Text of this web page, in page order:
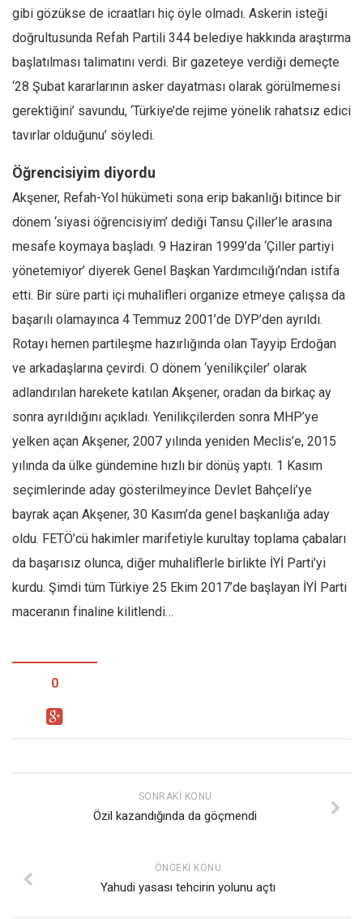
gibi gözükse de icraatları hiç öyle olmadı. Askerin isteği
doğrultusunda Refah Partili 344 belediye hakkında araştırma
başlatılması talimatını verdi. Bir gazeteye verdiği demeçte
‘28 Şubat kararlarının asker dayatması olarak görülmemesi
gerektiğini’ savundu, ‘Türkiye’de rejime yönelik rahatsız edici
tavırlar olduğunu’ söyledi.
Öğrencisiyim diyordu
Akşener, Refah-Yol hükümeti sona erip bakanlığı bitince bir
dönem ‘siyasi öğrencisiyim’ dediği Tansu Çiller’le arasına
mesafe koymaya başladı. 9 Haziran 1999’da ‘Çiller partiyi
yönetemiyor’ diyerek Genel Başkan Yardımcılığı’ndan istifa
etti. Bir süre parti içi muhalifleri organize etmeye çalışsa da
başarılı olamayınca 4 Temmuz 2001’de DYP’den ayrıldı.
Rotayı hemen partileşme hazırlığında olan Tayyip Erdoğan
ve arkadaşlarına çevirdi. O dönem ‘yenilikçiler’ olarak
adlandırılan harekete katılan Akşener, oradan da birkaç ay
sonra ayrıldığını açıkladı. Yenilikçilerden sonra MHP’ye
yelken açan Akşener, 2007 yılında yeniden Meclis’e, 2015
yılında da ülke gündemine hızlı bir dönüş yaptı. 1 Kasım
seçimlerinde aday gösterilmeyince Devlet Bahçeli’ye
bayrak açan Akşener, 30 Kasım’da genel başkanlığa aday
oldu. FETÖ’cü hakimler marifetiyle kurultay toplama çabaları
da başarısız olunca, diğer muhaliflerle birlikte İYİ Parti’yi
kurdu. Şimdi tüm Türkiye 25 Ekim 2017’de başlayan İYİ Parti
maceranın finaline kilitlendi…
0
SONRAKI KONU
Özil kazandığında da göçmendi
ÖNCEKI KONU
Yahudi yasası tehcirin yolunu açtı